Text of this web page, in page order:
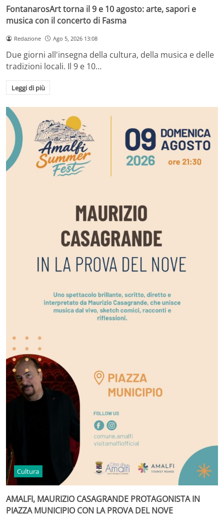
FontanarosArt torna il 9 e 10 agosto: arte, sapori e
musica con il concerto di Fasma
Redazione Ago 5, 2026 13:08
Due giorni all'insegna della cultura, della musica e delle
tradizioni locali. Il 9 e 10…
Leggi di più
Cultura
AMALFI, MAURIZIO CASAGRANDE PROTAGONISTA IN
PIAZZA MUNICIPIO CON LA PROVA DEL NOVE